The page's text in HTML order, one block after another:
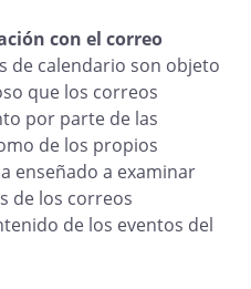
con el correo
de calendario son objeto
que los correos
por parte de las
de los propios
enseñado a examinar
de los correos
de los eventos del